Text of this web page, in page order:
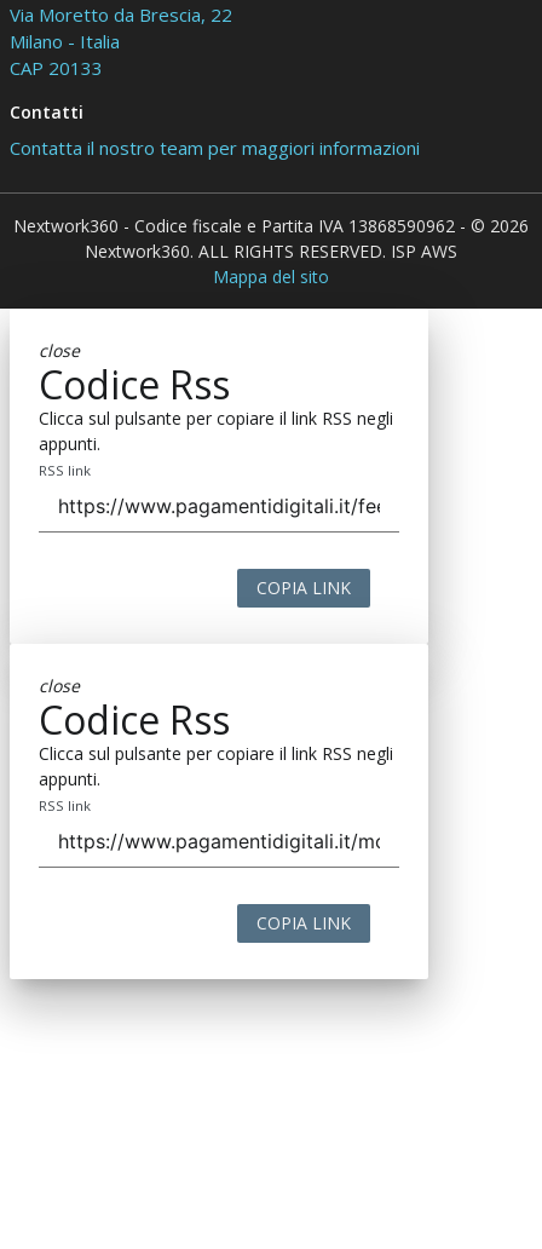
Via Moretto da Brescia, 22
Milano - Italia
CAP 20133
Contatti
Contatta il nostro team per maggiori informazioni
Nextwork360 - Codice fiscale e Partita IVA 13868590962 - © 2026
Nextwork360. ALL RIGHTS RESERVED. ISP AWS
Mappa del sito
close
Codice Rss
Clicca sul pulsante per copiare il link RSS negli
appunti.
RSS link
COPIA LINK
close
Codice Rss
Clicca sul pulsante per copiare il link RSS negli
appunti.
RSS link
COPIA LINK